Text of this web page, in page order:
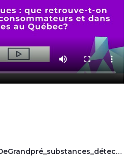
Présentation_Éric_DeGrandpré_substances_détectées_drogues_saisies_Québec_Canada